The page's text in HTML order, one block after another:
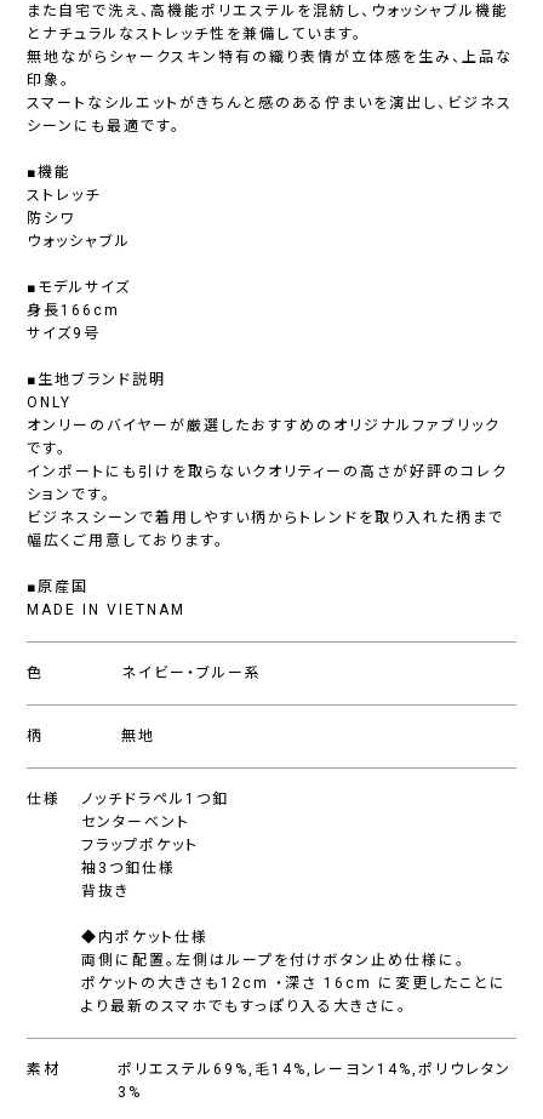
また自宅で洗え、高機能ポリエステルを混紡し、ウォッシャブル機能
とナチュラルなストレッチ性を兼備しています。
無地ながらシャークスキン特有の織り表情が立体感を生み、上品な
印象。
スマートなシルエットがきちんと感のある佇まいを演出し、ビジネス
シーンにも最適です。
■機能
ストレッチ
防シワ
ウォッシャブル
■モデルサイズ
身長166cm
サイズ9号
■生地ブランド説明
ONLY
オンリーのバイヤーが厳選したおすすめのオリジナルファブリック
です。
インポートにも引けを取らないクオリティーの高さが好評のコレク
ションです。
ビジネスシーンで着用しやすい柄からトレンドを取り入れた柄まで
幅広くご用意しております。
■原産国
MADE IN VIETNAM
色 ネイビー・ブルー系
柄 無地
仕様
ノッチドラペル1つ釦
センターベント
フラップポケット
袖3つ釦仕様
背抜き
◆内ポケット仕様
両側に配置。左側はループを付けボタン止め仕様に。
ポケットの大きさも12cm ・深さ 16cm に変更したことに
より最新のスマホでもすっぽり入る大きさに。
素材
ポリエステル69%,毛14%,レーヨン14%,ポリウレタン
3%